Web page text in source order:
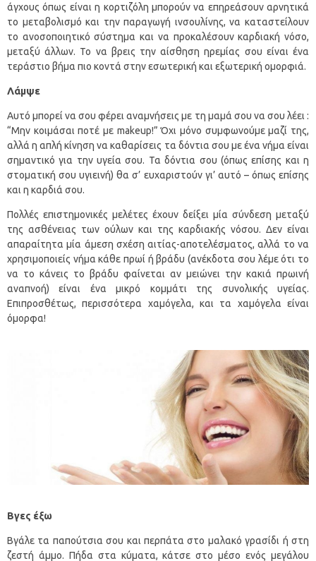
άγχους όπως είναι η κορτιζόλη μπορούν να επηρεάσουν αρνητικά
το μεταβολισμό και την παραγωγή ινσουλίνης, να καταστείλουν
το ανοσοποιητικό σύστημα και να προκαλέσουν καρδιακή νόσο,
μεταξύ άλλων. Το να βρεις την αίσθηση ηρεμίας σου είναι ένα
τεράστιο βήμα πιο κοντά στην εσωτερική και εξωτερική ομορφιά.
Λάμψε
Αυτό μπορεί να σου φέρει αναμνήσεις με τη μαμά σου να σου λέει :
“Μην κοιμάσαι ποτέ με makeup!” Όχι μόνο συμφωνούμε μαζί της,
αλλά η απλή κίνηση να καθαρίσεις τα δόντια σου με ένα νήμα είναι
σημαντικό για την υγεία σου. Τα δόντια σου (όπως επίσης και η
στοματική σου υγιεινή) θα σ’ ευχαριστούν γι’ αυτό – όπως επίσης
και η καρδιά σου.
Πολλές επιστημονικές μελέτες έχουν δείξει μία σύνδεση μεταξύ
της ασθένειας των ούλων και της καρδιακής νόσου. Δεν είναι
απαραίτητα μία άμεση σχέση αιτίας-αποτελέσματος, αλλά το να
χρησιμοποιείς νήμα κάθε πρωί ή βράδυ (ανέκδοτα σου λέμε ότι το
να το κάνεις το βράδυ φαίνεται αν μειώνει την κακιά πρωινή
αναπνοή) είναι ένα μικρό κομμάτι της συνολικής υγείας.
Επιπροσθέτως, περισσότερα χαμόγελα, και τα χαμόγελα είναι
όμορφα!
Βγες έξω
Βγάλε τα παπούτσια σου και περπάτα στο μαλακό γρασίδι ή στη
ζεστή άμμο. Πήδα στα κύματα, κάτσε στο μέσο ενός μεγάλου